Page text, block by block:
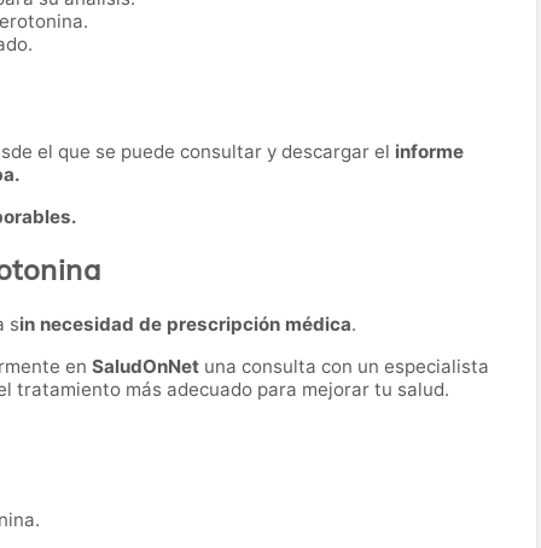
el que se puede consultar y descargar el informe
sin necesidad de prescripción médica.
en SaludOnNet una consulta con un especialista
tratamiento más adecuado para mejorar tu salud.